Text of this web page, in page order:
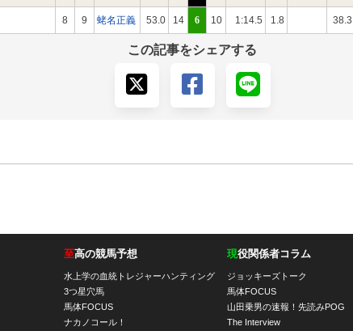
8 9 蛯名正義 53.0 14 6 10 1:14.5 1.8 38.3
この記事をシェアする
至高の競馬予想
水上学の血統トレジャーハンティング
3つ星穴馬
馬体FOCUS
ナカノコール！
現役関係者コラム
ジョッキーズトーク
馬体FOCUS
山田乗男の速報！先読みPOG
The Interview